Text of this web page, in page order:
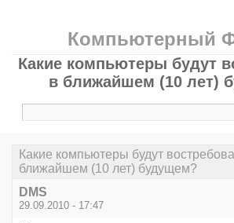
Компьютерный
Какие компьютеры будут
в ближайшем (10 лет)
Какие компьютеры будут
ближайшем (10 лет) будущем?
DMS
29.09.2010 - 17:47